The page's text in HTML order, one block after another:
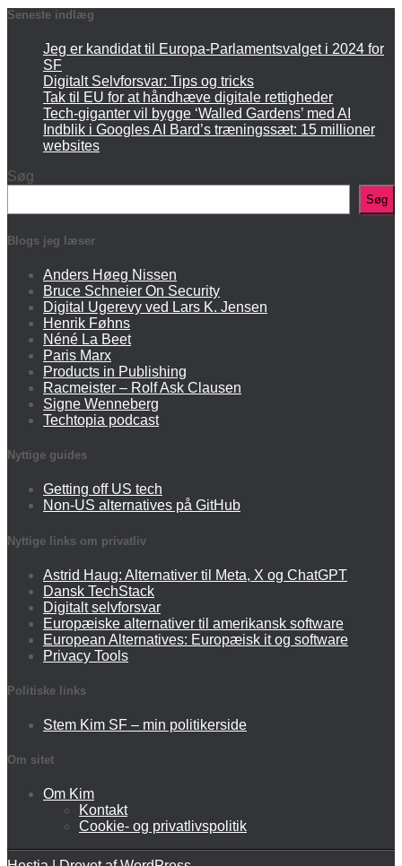
Seneste indlæg
Jeg er kandidat til Europa-Parlamentsvalget i 2024 for
SF
Digitalt Selvforsvar: Tips og tricks
Tak til EU for at håndhæve digitale rettigheder
Tech-giganter vil bygge ‘Walled Gardens’ med AI
Indblik i Googles AI Bard’s træningssæt: 15 millioner
websites
Søg
Søg
Blogs jeg læser
Anders Høeg Nissen
Bruce Schneier On Security
Digital Ugerevy ved Lars K. Jensen
Henrik Føhns
Néné La Beet
Paris Marx
Products in Publishing
Racmeister – Rolf Ask Clausen
Signe Wenneberg
Techtopia podcast
Nyttige guides
Getting off US tech
Non-US alternatives på GitHub
Nyttige links om privatliv
Astrid Haug: Alternativer til Meta, X og ChatGPT
Dansk TechStack
Digitalt selvforsvar
Europæiske alternativer til amerikansk software
European Alternatives: Europæisk it og software
Privacy Tools
Politiske links
Stem Kim SF – min politikerside
Om sitet
Om Kim
Kontakt
Cookie- og privatlivspolitik